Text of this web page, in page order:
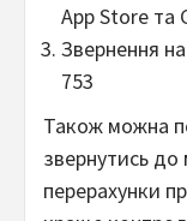
App Store та
Звернення на
753
Також можна
звернутись до
перерахунки